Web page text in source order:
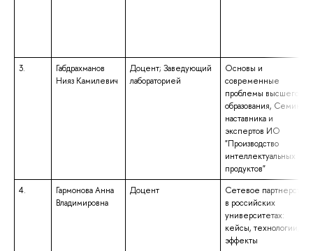
3.
Габдрахманов
Нияз Камилевич
Доцент; Заведующий
лабораторией
Основы и
современные
проблемы высшего
образования, Семинар
наставника и
экспертов ИО
"Производство
интеллектуальных
продуктов"
4.
Гармонова Анна
Владимировна
Доцент
Сетевое партнерство
в российских
университетах:
кейсы, технологии,
эффекты